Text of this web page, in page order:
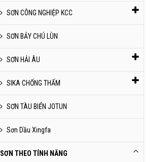
SƠN CÔNG NGHIỆP KCC
SƠN BẢY CHÚ LÙN
SƠN HẢI ÂU
SIKA CHỐNG THẤM
SƠN TÀU BIỂN JOTUN
Sơn Dầu Xingfa
SƠN THEO TÍNH NĂNG